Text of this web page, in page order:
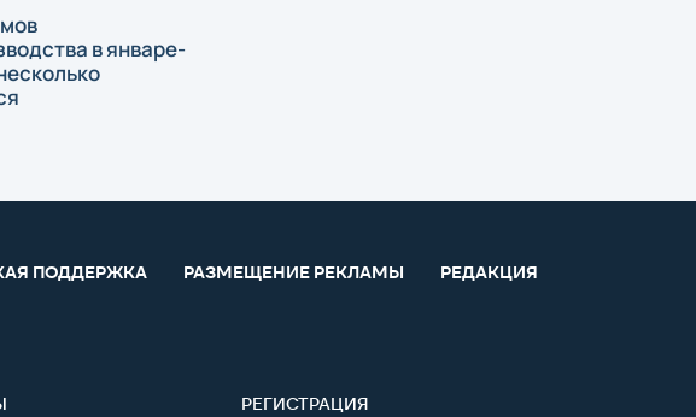
в январе-
ПОДДЕРЖКА РАЗМЕЩЕНИЕ РЕКЛАМЫ РЕДАКЦИЯ
РЕГИСТРАЦИЯ